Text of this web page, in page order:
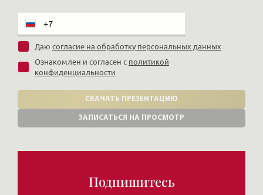
Даю согласие на обработку персональных данных
Ознакомлен и согласен с политикой
конфиденциальности
СКАЧАТЬ ПРЕЗЕНТАЦИЮ
ЗАПИСАТЬСЯ НА ПРОСМОТР
Подпишитесь